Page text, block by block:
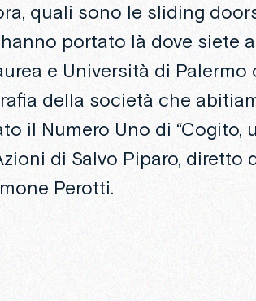
quali sono le sliding
portato là dove siete
e Università di
della società che
il Numero Uno di “Cogito,
di Salvo Piparo, diretto
Perotti.